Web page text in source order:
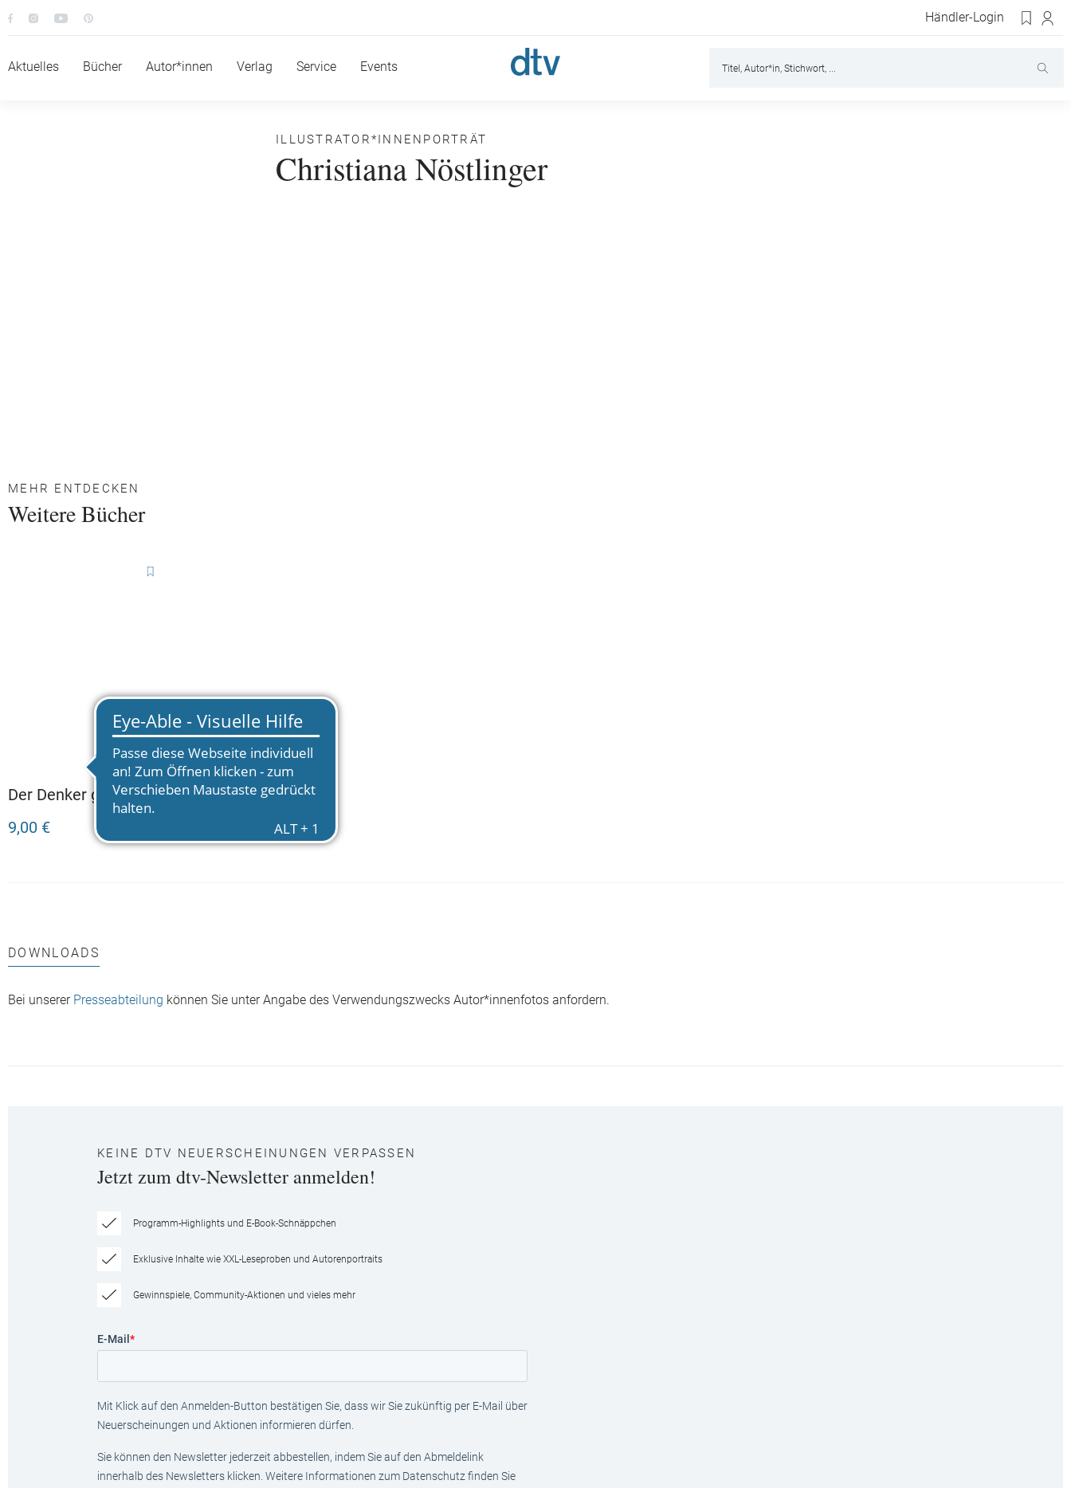
Händler-Login
Aktuelles Bücher Autor*innen Verlag Service Events
ILLUSTRATOR*INNENPORTRÄT
Christiana Nöstlinger
MEHR ENTDECKEN
Weitere Bücher
Der Denker greift ein
9,00 €
DOWNLOADS
Bei unserer Presseabteilung können Sie unter Angabe des Verwendungszwecks Autor*innenfotos anfordern.
KEINE DTV NEUERSCHEINUNGEN VERPASSEN
Jetzt zum dtv-Newsletter anmelden!
Programm-Highlights und E-Book-Schnäppchen
Exklusive Inhalte wie XXL-Leseproben und Autorenportraits
Gewinnspiele, Community-Aktionen und vieles mehr
E-Mail *
Mit Klick auf den Anmelden-Button bestätigen Sie, dass wir Sie zukünftig per E-Mail über
Neuerscheinungen und Aktionen informieren dürfen.
Sie können den Newsletter jederzeit abbestellen, indem Sie auf den Abmeldelink
innerhalb des Newsletters klicken. Weitere Informationen zum Datenschutz finden Sie